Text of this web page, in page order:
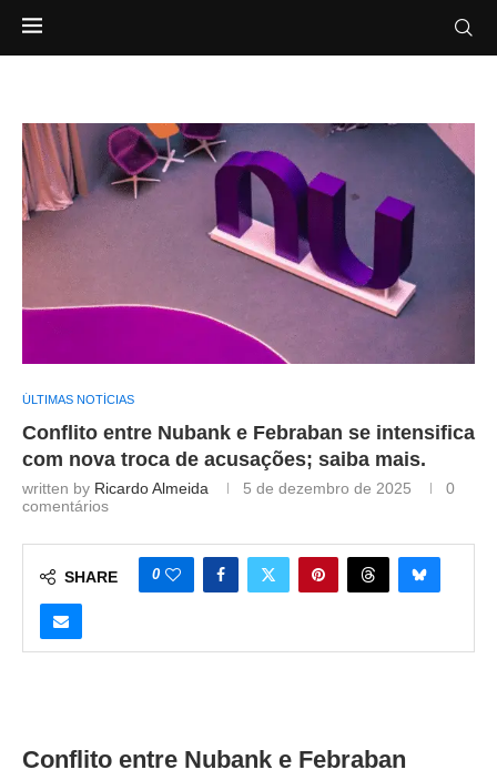
ÚLTIMAS NOTÍCIAS
Conflito entre Nubank e Febraban se intensifica
com nova troca de acusações; saiba mais.
written by Ricardo Almeida 5 de dezembro de 2025
0
comentários
SHARE 0
Conflito entre Nubank e Febraban